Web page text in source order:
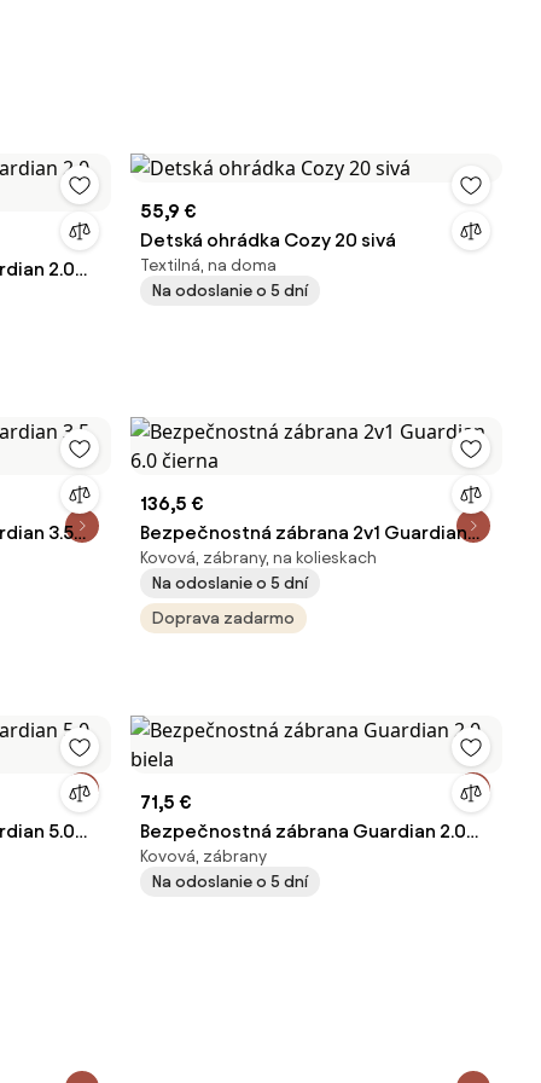
2.0
55,9 €
Detská ohrádka Cozy 20 sivá
Textilná, na doma
Na odoslanie o 5 dní
3.5
136,5 €
Bezpečnostná zábrana 2v1 Guardian
6.0 čierna
Kovová, zábrany, na kolieskach
Na odoslanie o 5 dní
Doprava zadarmo
5.0
71,5 €
Bezpečnostná zábrana Guardian 2.0
biela
Kovová, zábrany
Na odoslanie o 5 dní